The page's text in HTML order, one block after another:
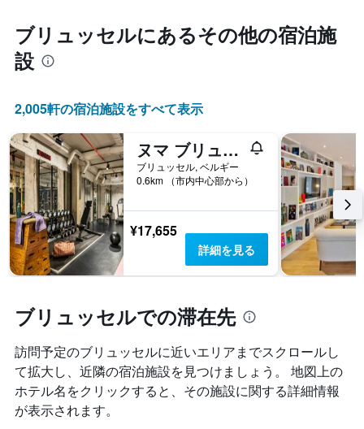
ブリュッセル​にあるその他の宿泊施
設
2,005​軒の宿泊施設をすべて表示
ヌマ ブリュッセル ロイヤル ギャラリーズ
ブリュッセル, ベルギー
0.6km （市内中心部から）
¥17,655
詳細を見る
ブリュッセルでの滞在先
訪問予定のブリュッセルに近いエリアまでスクロールし
て拡大し、近隣の宿泊施設を見つけましょう。 地図上の
ホテル名をクリックすると、その施設に関する詳細情報
が表示されます。